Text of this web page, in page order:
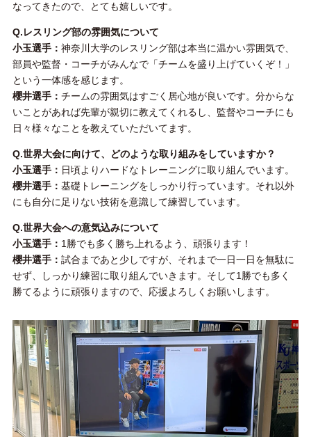
なってきたので、とても嬉しいです。
Q.レスリング部の雰囲気について
小玉選手： 神奈川大学のレスリング部は本当に温かい雰囲気で、
部員や監督・コーチがみんなで「チームを盛り上げていくぞ！」
という一体感を感じます。
櫻井選手： チームの雰囲気はすごく居心地が良いです。分からな
いことがあれば先輩が親切に教えてくれるし、監督やコーチにも
日々様々なことを教えていただいてます。
Q.世界大会に向けて、どのような取り組みをしていますか？
小玉選手： 日頃よりハードなトレーニングに取り組んでいます。
櫻井選手： 基礎トレーニングをしっかり行っています。それ以外
にも自分に足りない技術を意識して練習しています。
Q.世界大会への意気込みについて
小玉選手： 1勝でも多く勝ち上れるよう、頑張ります！
櫻井選手： 試合まであと少しですが、それまで一日一日を無駄に
せず、しっかり練習に取り組んでいきます。そして1勝でも多く
勝てるように頑張りますので、応援よろしくお願いします。